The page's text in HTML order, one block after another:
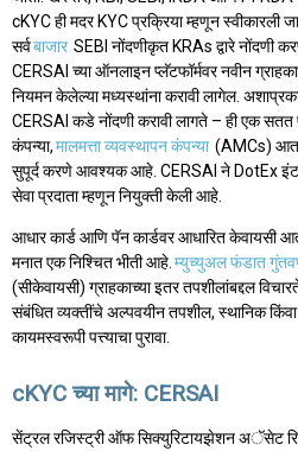
cKYC ही मदर KYC प्रक्रिया म्हणून स्वीकारली
सर्वबाजार SEBI नोंदणीकृत KRAs द्वारे नोंदणी
CERSAI च्या ऑनलाइन प्लॅटफॉर्मवर नवीन
नियमन केलेल्या मध्यस्थांना करावी लागेल.
CERSAI कडे नोंदणी करावी लागते – ही एक सतत
कंपन्या,मालमत्ता व्यवस्थापन कंपन्या (AMCs)
सुपूर्द करणे आवश्यक आहे. CERSAI ने DotEx
सेवा प्रदाता म्हणून नियुक्ती केली आहे.
आधार कार्ड आणि पॅन कार्डवर आधारित केवायसी
मनात एक निश्चित भीती आहे. म्युच्युअल फंडात
(सीकेवायसी) ग्राहकाच्या इतर तपशीलांबद्दल
संबंधित व्यक्तींचे अल्पवयीन तपशील, स्थानिक
कायमस्वरूपी पत्त्याचा पुरावा.
cKYC च्या मागे: CERSAI
सेंट्रल रजिस्ट्री ऑफ सिक्युरिटायझेशन अॅसेट